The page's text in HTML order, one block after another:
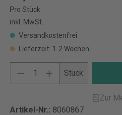
Pro Stück
inkl. MwSt.
Versandkostenfrei
Lieferzeit: 1-2 Wochen
Stück
Zur
Artikel-Nr.: 8060867